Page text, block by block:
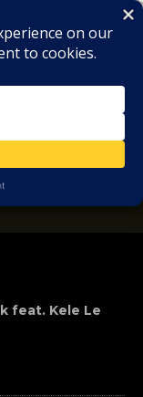
- MUSIC
feat. Kele Le